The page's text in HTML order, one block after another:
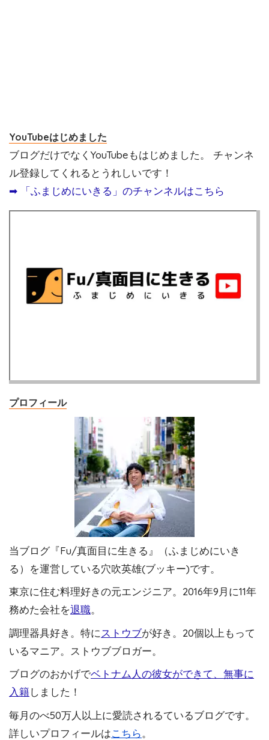
YouTubeはじめました
ブログだけでなくYouTubeもはじめました。 チャンネ
ル登録してくれるとうれしいです！
➡︎ 「ふまじめにいきる」のチャンネルはこちら
プロフィール
当ブログ『Fu/真面目に生きる』（ふまじめにいき
る）を運営している穴吹英雄(ブッキー)です。
東京に住む料理好きの元エンジニア。2016年9月に11年
務めた会社を退職。
調理器具好き。特にストウブが好き。20個以上もって
いるマニア。ストウブブロガー。
ブログのおかげでベトナム人の彼女ができて、無事に
入籍しました！
毎月のべ50万人以上に愛読されるているブログです。
詳しいプロフィールはこちら。